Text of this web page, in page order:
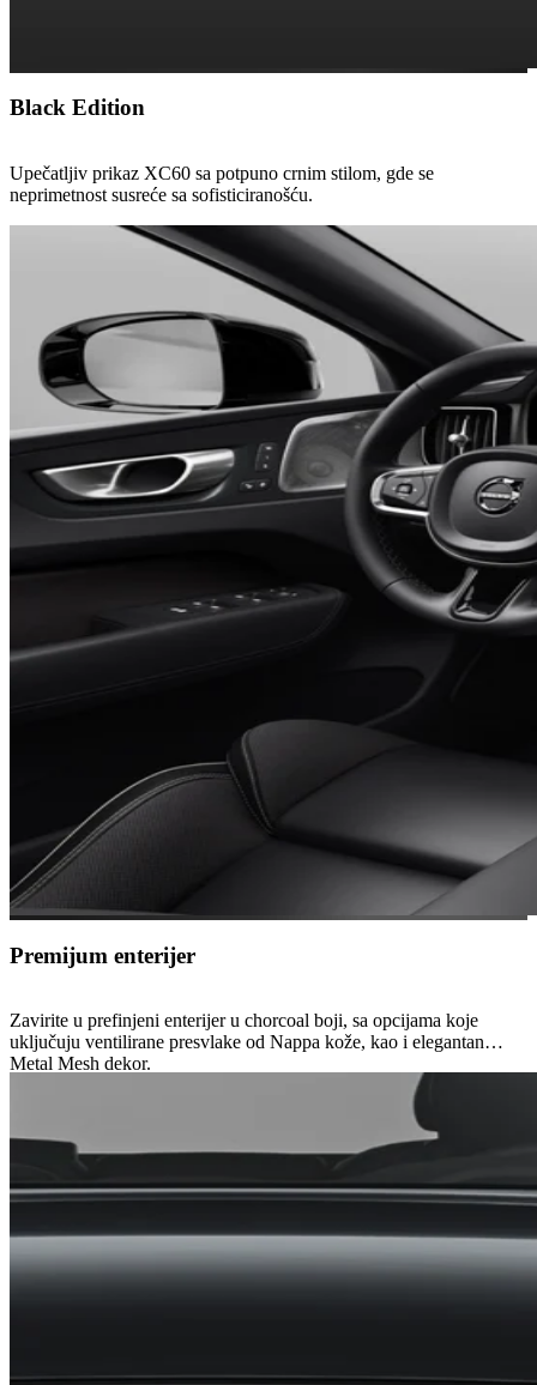
Black Edition
Upečatljiv prikaz XC60 sa potpuno crnim stilom, gde se
neprimetnost susreće sa sofisticiranošću.
Premijum enterijer
Zavirite u prefinjeni enterijer u chorcoal boji, sa opcijama koje
uključuju ventilirane presvlake od Nappa kože, kao i elegantan
Metal Mesh dekor.